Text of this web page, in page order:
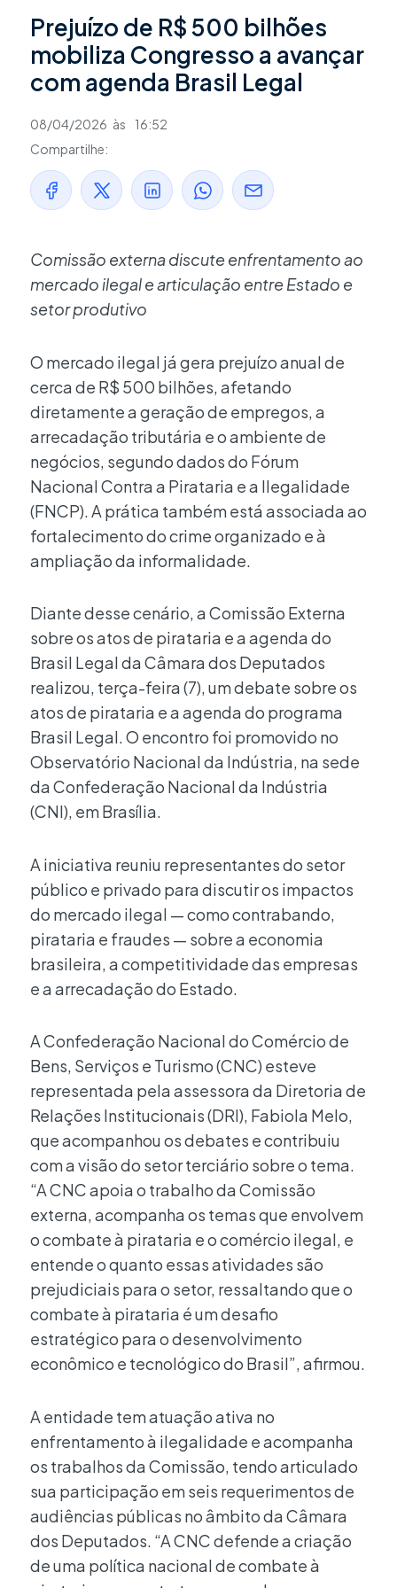
Prejuízo de R$ 500 bilhões
mobiliza Congresso a avançar
com agenda Brasil Legal
08/04/2026 às
16:52
Compartilhe:
Comissão externa discute enfrentamento ao
mercado ilegal e articulação entre Estado e
setor produtivo
O mercado ilegal já gera prejuízo anual de
cerca de R$ 500 bilhões, afetando
diretamente a geração de empregos, a
arrecadação tributária e o ambiente de
negócios, segundo dados do Fórum
Nacional Contra a Pirataria e a Ilegalidade
(FNCP). A prática também está associada ao
fortalecimento do crime organizado e à
ampliação da informalidade.
Diante desse cenário, a Comissão Externa
sobre os atos de pirataria e a agenda do
Brasil Legal da Câmara dos Deputados
realizou, terça-feira (7), um debate sobre os
atos de pirataria e a agenda do programa
Brasil Legal. O encontro foi promovido no
Observatório Nacional da Indústria, na sede
da Confederação Nacional da Indústria
(CNI), em Brasília.
A iniciativa reuniu representantes do setor
público e privado para discutir os impactos
do mercado ilegal — como contrabando,
pirataria e fraudes — sobre a economia
brasileira, a competitividade das empresas
e a arrecadação do Estado.
A Confederação Nacional do Comércio de
Bens, Serviços e Turismo (CNC) esteve
representada pela assessora da Diretoria de
Relações Institucionais (DRI), Fabiola Melo,
que acompanhou os debates e contribuiu
com a visão do setor terciário sobre o tema.
“A CNC apoia o trabalho da Comissão
externa, acompanha os temas que envolvem
o combate à pirataria e o comércio ilegal, e
entende o quanto essas atividades são
prejudiciais para o setor, ressaltando que o
combate à pirataria é um desafio
estratégico para o desenvolvimento
econômico e tecnológico do Brasil”, afirmou.
A entidade tem atuação ativa no
enfrentamento à ilegalidade e acompanha
os trabalhos da Comissão, tendo articulado
sua participação em seis requerimentos de
audiências públicas no âmbito da Câmara
dos Deputados. “A CNC defende a criação
de uma política nacional de combate à